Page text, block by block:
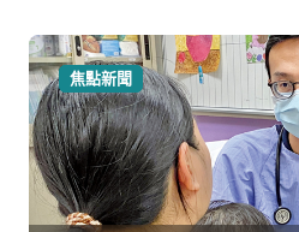
焦點新聞